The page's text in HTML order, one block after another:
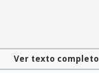
Ver texto completo